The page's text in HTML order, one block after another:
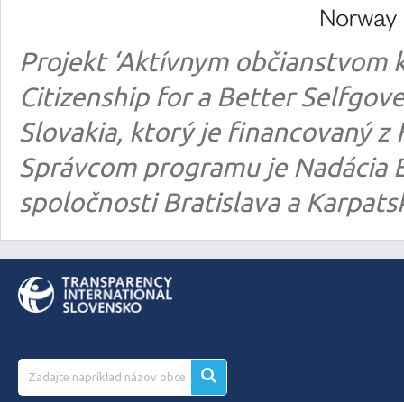
Projekt ‘Aktívnym občianstvom
Citizenship for a Better
Slovakia, ktorý je financovaný z
Správcom programu je
spoločnosti Bratislava a